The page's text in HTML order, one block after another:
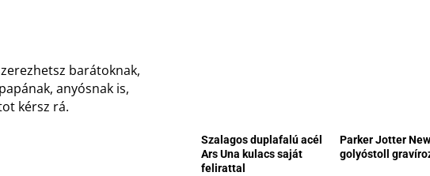
barátoknak,
anyósnak is,
kérsz rá.
Szalagos duplafalú acél
Ars Una kulacs saját
felirattal
Parker Jotter
golyóstoll